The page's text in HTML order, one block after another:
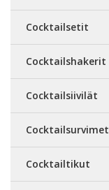
Cocktailsetit
Cocktailshakerit
Cocktailsiivilät
Cocktailsurvimet
Cocktailtikut